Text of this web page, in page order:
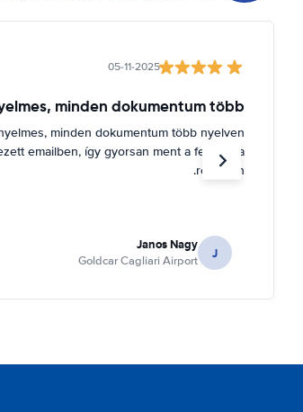
05-11-2025
minden dokumentum több nyelven
emailben, így gyorsan ment a felvétel a
reptéren.
J
Janos Nagy
Goldcar Cagliari Airport